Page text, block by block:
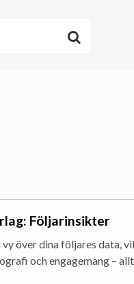
Följarinsikter
vy över dina följares data,
och engagemang –